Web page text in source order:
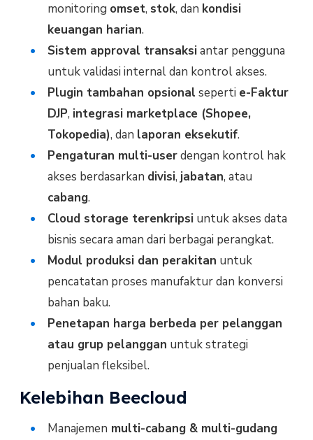
monitoring omset, stok, dan kondisi
keuangan harian.
Sistem approval transaksiantar pengguna
untuk validasi internal dan kontrol akses.
Plugin tambahan opsional seperti e-Faktur
DJP, integrasi marketplace (Shopee,
Tokopedia), dan laporan eksekutif.
Pengaturan multi-userdengan kontrol hak
akses berdasarkan divisi, jabatan, atau
cabang.
Cloud storage terenkripsiuntuk akses data
bisnis secara aman dari berbagai perangkat.
Modul produksi dan perakitan untuk
pencatatan proses manufaktur dan konversi
bahan baku.
Penetapan harga berbeda per pelanggan
atau grup pelanggan untuk strategi
penjualan fleksibel.
Kelebihan Beecloud
Manajemen multi-cabang & multi-gudang